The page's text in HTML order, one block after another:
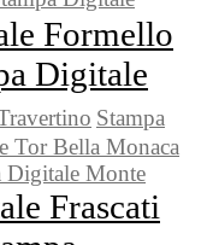
Formello
Digitale
Stampa
Tor Bella Monaca
Digitale Monte
Frascati